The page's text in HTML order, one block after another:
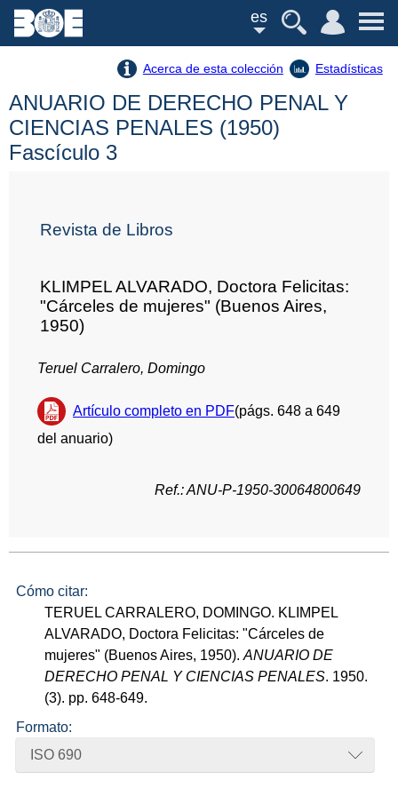
es
Acerca de esta colección Estadísticas
ANUARIO DE DERECHO PENAL Y
CIENCIAS PENALES (1950)
Fascículo 3
Revista de Libros
KLIMPEL ALVARADO, Doctora Felicitas:
"Cárceles de mujeres" (Buenos Aires,
1950)
Teruel Carralero, Domingo
Artículo completo en PDF(págs. 648 a 649
del anuario)
Ref.: ANU-P-1950-30064800649
Cómo citar:
TERUEL CARRALERO, DOMINGO. KLIMPEL
ALVARADO, Doctora Felicitas: "Cárceles de
mujeres" (Buenos Aires, 1950).ANUARIO DE
DERECHO PENAL Y CIENCIAS PENALES. 1950.
(3). pp. 648-649.
Formato:
ISO 690